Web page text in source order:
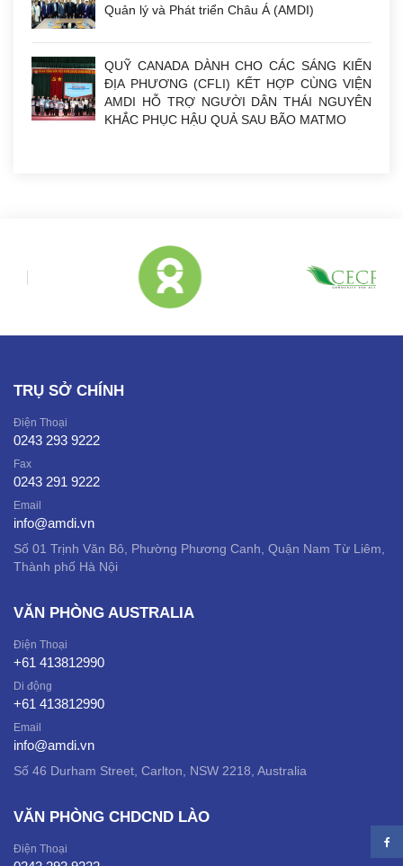
Quản lý và Phát triển Châu Á (AMDI)
QUỸ CANADA DÀNH CHO CÁC SÁNG KIẾN
ĐỊA PHƯƠNG (CFLI) KẾT HỢP CÙNG VIỆN
AMDI HỖ TRỢ NGƯỜI DÂN THÁI NGUYÊN
KHẮC PHỤC HẬU QUẢ SAU BÃO MATMO
TRỤ SỞ CHÍNH
Điện Thoại
0243 293 9222
Fax
0243 291 9222
Email
info@amdi.vn
Số 01 Trịnh Văn Bô, Phường Phương Canh, Quận Nam Từ Liêm,
Thành phố Hà Nội
VĂN PHÒNG AUSTRALIA
Điện Thoại
+61 413812990
Di động
+61 413812990
Email
info@amdi.vn
Số 46 Durham Street, Carlton, NSW 2218, Australia
VĂN PHÒNG CHDCND LÀO
Điện Thoại